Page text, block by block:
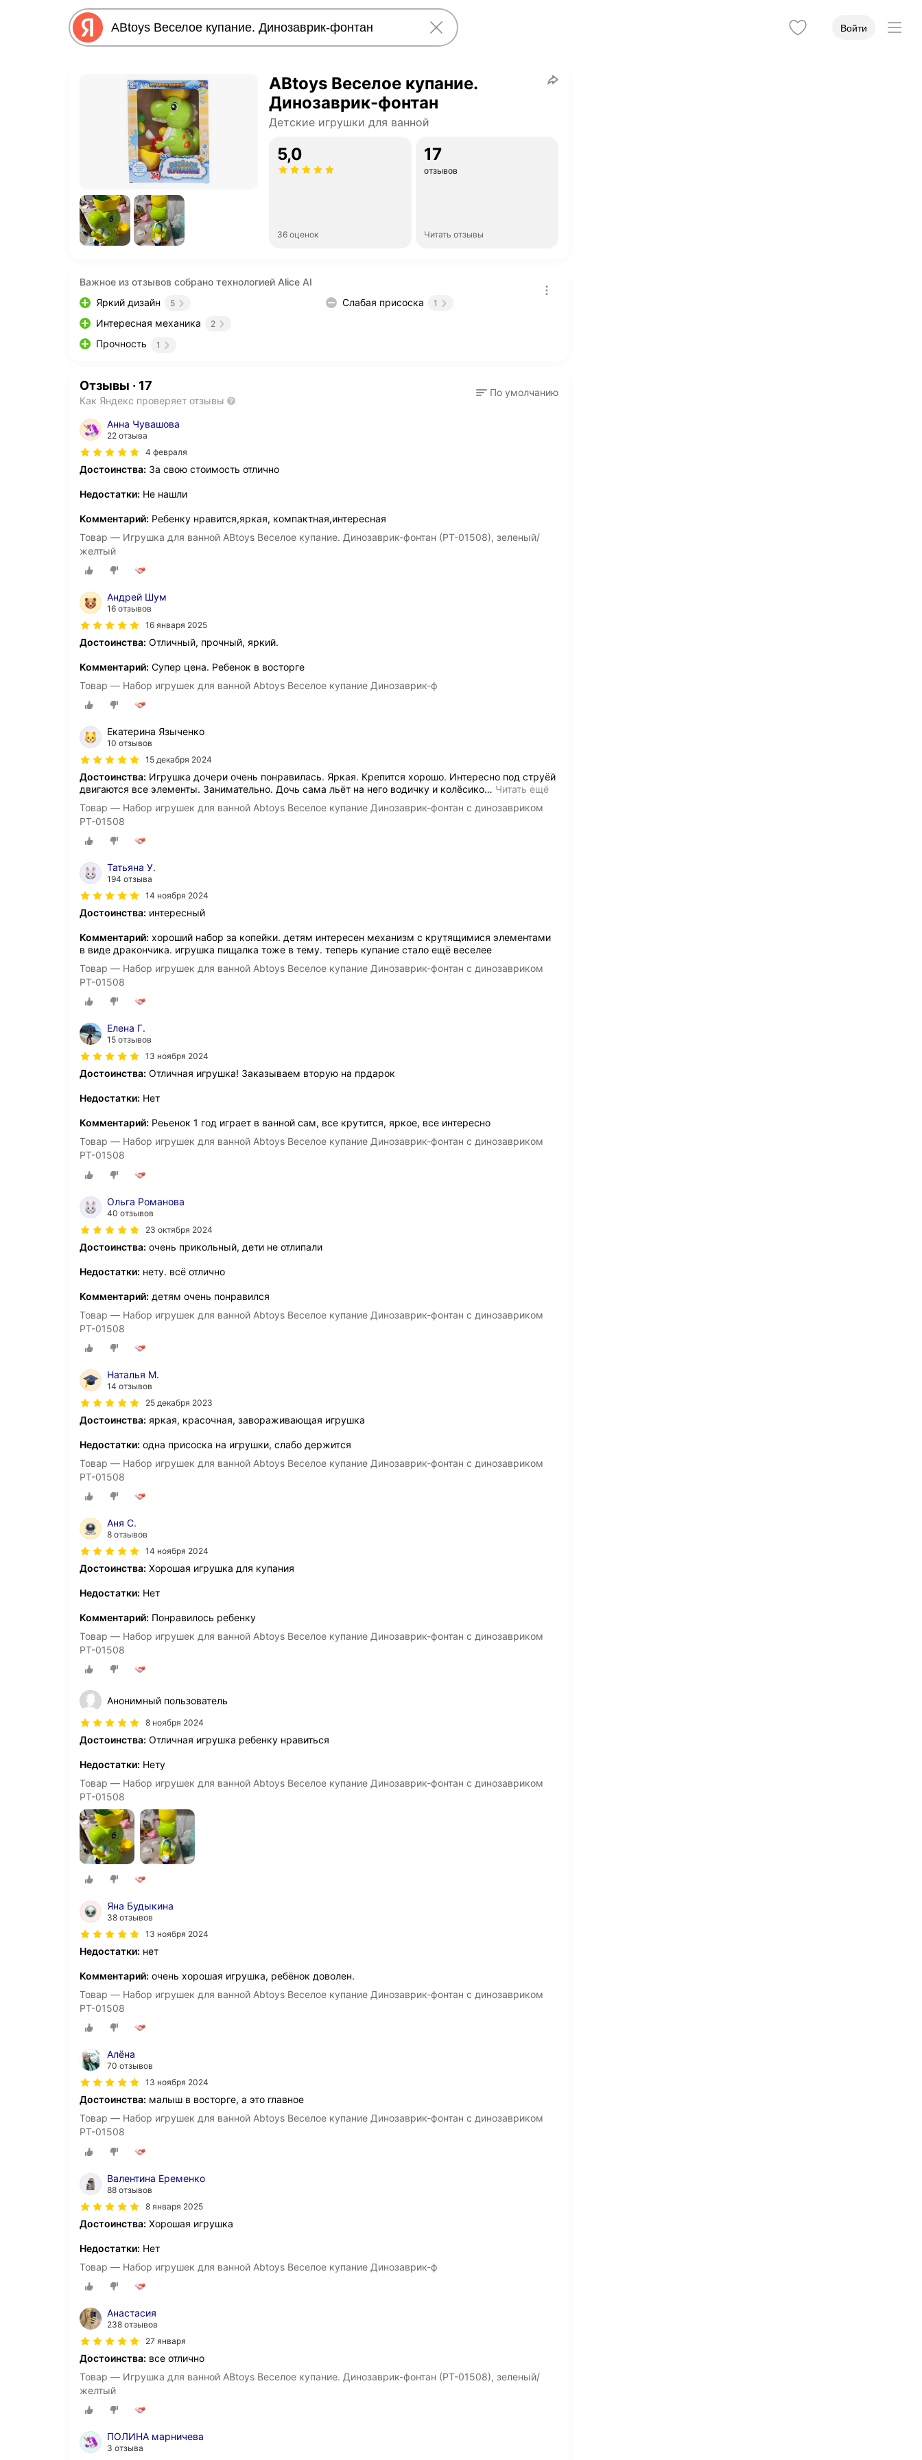
Войти
ABtoys Веселое купание.
Динозаврик-фонтан
Детские игрушки для ванной
5,0
36 оценок
17
отзывов
Читать отзывы
Важное из отзывов собрано технологией Alice AI
Яркий дизайн
5
Интересная механика 2
Прочность 1
Слабая присоска 1
Отзывы · 17
Как Яндекс проверяет отзывы
По умолчанию
Анна Чувашова
22 отзыва
4 февраля
Достоинства: За свою стоимость отлично
Недостатки: Не нашли
Комментарий: Ребенку нравится,яркая, компактная,интересная
Товар — Игрушка для ванной ABtoys Веселое купание. Динозаврик-фонтан (РТ-01508), зеленый/
желтый
Андрей Шум
16 отзывов
16 января 2025
Достоинства: Отличный, прочный, яркий.
Комментарий: Супер цена. Ребенок в восторге
Товар — Набор игрушек для ванной Abtoys Веселое купание Динозаврик-ф
Екатерина Языченко
10 отзывов
15 декабря 2024
Достоинства: Игрушка дочери очень понравилась. Яркая. Крепится хорошо. Интересно под струёй
двигаются все элементы. Занимательно. Дочь сама льёт на него водичку и колёсико… Читать ещё
Товар — Набор игрушек для ванной Abtoys Веселое купание Динозаврик-фонтан с динозавриком
PT-01508
Татьяна У.
194 отзыва
14 ноября 2024
Достоинства: интересный
Комментарий: хороший набор за копейки. детям интересен механизм с крутящимися элементами
в виде дракончика. игрушка пищалка тоже в тему. теперь купание стало ещё веселее
Товар — Набор игрушек для ванной Abtoys Веселое купание Динозаврик-фонтан с динозавриком
PT-01508
Елена Г.
15 отзывов
13 ноября 2024
Достоинства: Отличная игрушка! Заказываем вторую на прдарок
Недостатки: Нет
Комментарий: Реьенок 1 год играет в ванной сам, все крутится, яркое, все интересно
Товар — Набор игрушек для ванной Abtoys Веселое купание Динозаврик-фонтан с динозавриком
PT-01508
Ольга Романова
40 отзывов
23 октября 2024
Достоинства: очень прикольный, дети не отлипали
Недостатки: нету. всё отлично
Комментарий: детям очень понравился
Товар — Набор игрушек для ванной Abtoys Веселое купание Динозаврик-фонтан с динозавриком
PT-01508
Наталья М.
14 отзывов
25 декабря 2023
Достоинства: яркая, красочная, завораживающая игрушка
Недостатки: одна присоска на игрушки, слабо держится
Товар — Набор игрушек для ванной Abtoys Веселое купание Динозаврик-фонтан с динозавриком
PT-01508
Аня С.
8 отзывов
14 ноября 2024
Достоинства: Хорошая игрушка для купания
Недостатки: Нет
Комментарий: Понравилось ребенку
Товар — Набор игрушек для ванной Abtoys Веселое купание Динозаврик-фонтан с динозавриком
PT-01508
Анонимный пользователь
8 ноября 2024
Достоинства: Отличная игрушка ребенку нравиться
Недостатки: Нету
Товар — Набор игрушек для ванной Abtoys Веселое купание Динозаврик-фонтан с динозавриком
PT-01508
Яна Будыкина
38 отзывов
13 ноября 2024
Недостатки: нет
Комментарий: очень хорошая игрушка, ребёнок доволен.
Товар — Набор игрушек для ванной Abtoys Веселое купание Динозаврик-фонтан с динозавриком
PT-01508
Алёна
70 отзывов
13 ноября 2024
Достоинства: малыш в восторге, а это главное
Товар — Набор игрушек для ванной Abtoys Веселое купание Динозаврик-фонтан с динозавриком
PT-01508
Валентина Еременко
88 отзывов
8 января 2025
Достоинства: Хорошая игрушка
Недостатки: Нет
Товар — Набор игрушек для ванной Abtoys Веселое купание Динозаврик-ф
Анастасия
238 отзывов
27 января
Достоинства: все отлично
Товар — Игрушка для ванной ABtoys Веселое купание. Динозаврик-фонтан (РТ-01508), зеленый/
желтый
ПОЛИНА марничева
3 отзыва